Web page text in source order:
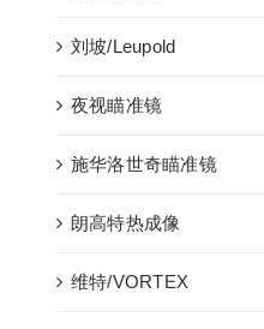
刘坡/Leupold
夜视瞄准镜
施华洛世奇瞄准镜
朗高特热成像
维特/VORTEX